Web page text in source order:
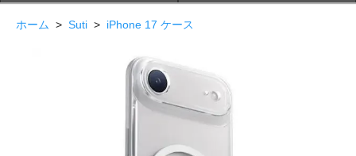
ホーム > Suti > iPhone 17 ケース